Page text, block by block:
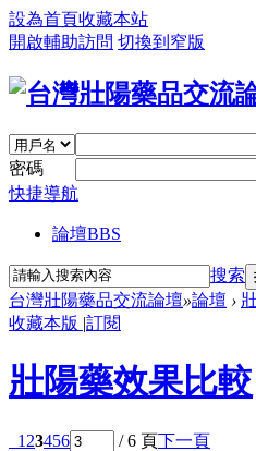
設為首頁收藏本站
開啟輔助訪問 切換到窄版
密碼
快捷導航
論壇BBS
搜索
台灣壯陽藥品交流論壇»論壇 ›
收藏本版 |訂閱
壯陽藥效果比較
1 23456 / 6 頁下一頁